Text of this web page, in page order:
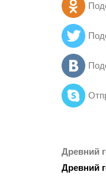
Древний
Древний